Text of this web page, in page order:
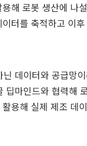
해 로봇 생산에 나
터를 축적하고 이
데이터와 공급망
딥마인드와 협력해
용해 실제 제조 데